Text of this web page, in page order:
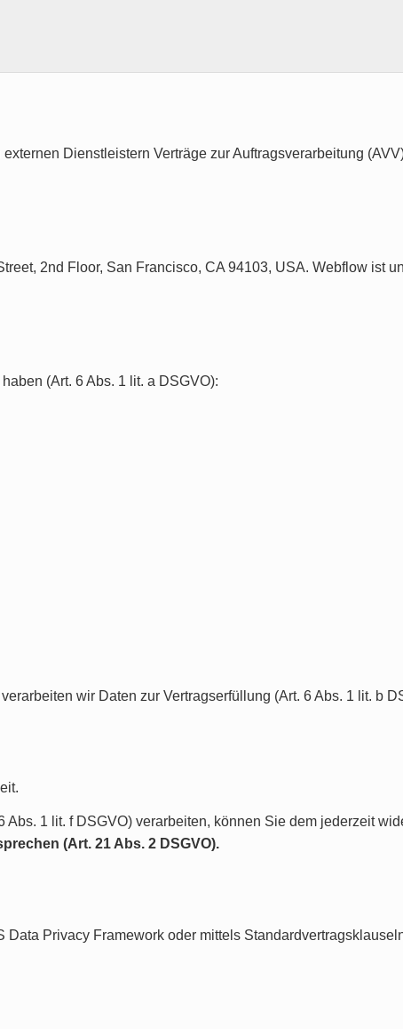
Dienstleistern Verträge zur Auftragsverarbeitung
2nd Floor, San Francisco, CA 94103, USA. Webflow ist
(Art. 6 Abs. 1 lit. a DSGVO):
wir Daten zur Vertragserfüllung (Art. 6 Abs. 1 lit. b
1 lit. f DSGVO) verarbeiten, können Sie dem jederzeit
(Art. 21 Abs. 2 DSGVO).
Privacy Framework oder mittels